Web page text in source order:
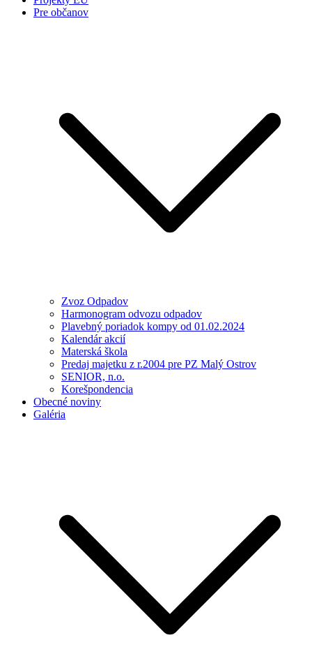
Pre občanov
Zvoz Odpadov
Harmonogram odvozu odpadov
Plavebný poriadok kompy od 01.02.2024
Kalendár akcií
Materská škola
Predaj majetku z r.2004 pre PZ Malý Ostrov
SENIOR, n.o.
Korešpondencia
Obecné noviny
Galéria